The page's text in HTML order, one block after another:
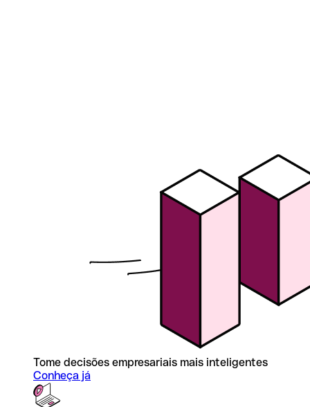
Tome decisões empresariais mais inteligentes
Conheça já